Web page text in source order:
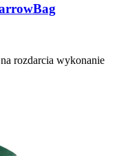
rozdarcia wykonanie